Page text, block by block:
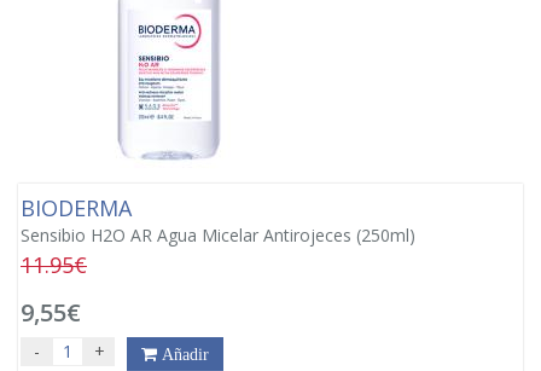
BIODERMA
Sensibio H2O AR Agua Micelar Antirojeces (250ml)
11.95€
9,55€
- + Añadir